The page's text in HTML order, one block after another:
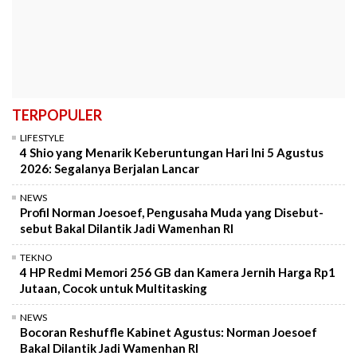
TERPOPULER
LIFESTYLE
4 Shio yang Menarik Keberuntungan Hari Ini 5 Agustus
2026: Segalanya Berjalan Lancar
NEWS
Profil Norman Joesoef, Pengusaha Muda yang Disebut-
sebut Bakal Dilantik Jadi Wamenhan RI
TEKNO
4 HP Redmi Memori 256 GB dan Kamera Jernih Harga Rp1
Jutaan, Cocok untuk Multitasking
NEWS
Bocoran Reshuffle Kabinet Agustus: Norman Joesoef
Bakal Dilantik Jadi Wamenhan RI